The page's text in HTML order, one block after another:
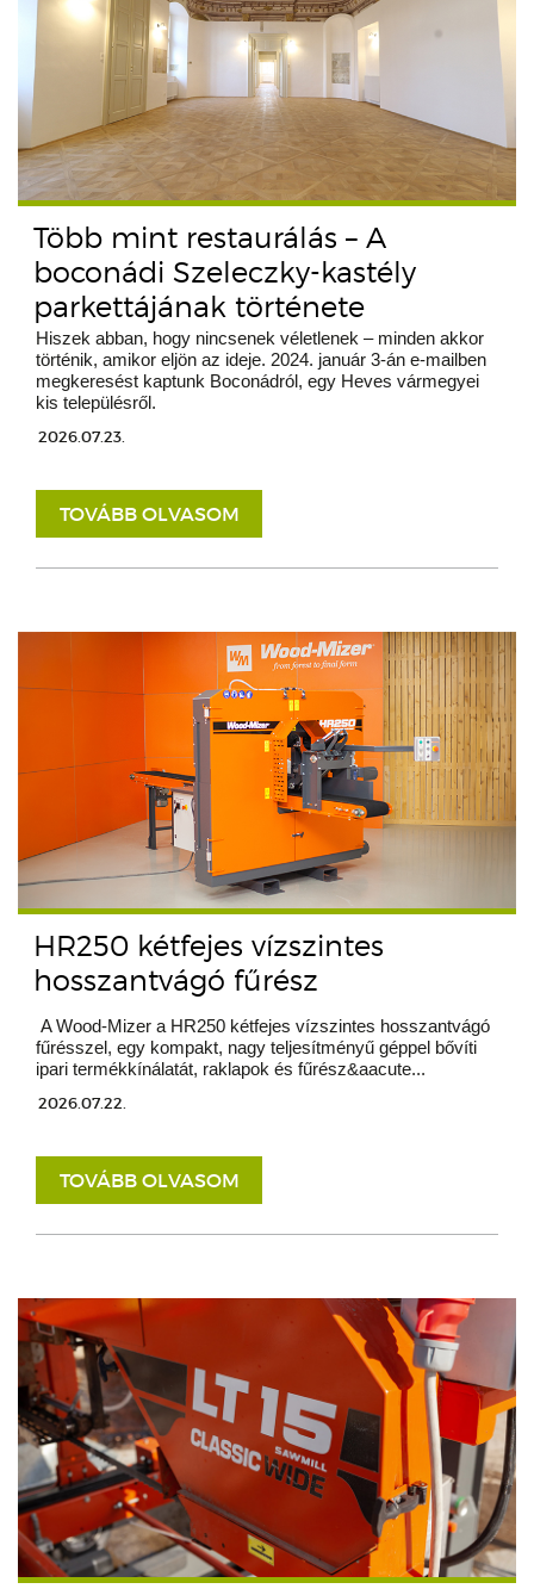
Több mint restaurálás – A
boconádi Szeleczky-kastély
parkettájának története
Hiszek abban, hogy nincsenek véletlenek – minden akkor
történik, amikor eljön az ideje. 2024. január 3-án e-mailben
megkeresést kaptunk Boconádról, egy Heves vármegyei
kis településről.
2026.07.23.
TOVÁBB OLVASOM
HR250 kétfejes vízszintes
hosszantvágó fűrész
A Wood-Mizer a HR250 kétfejes vízszintes hosszantvágó
fűrésszel, egy kompakt, nagy teljesítményű géppel bővíti
ipari termékkínálatát, raklapok és fűrész&aacute...
2026.07.22.
TOVÁBB OLVASOM